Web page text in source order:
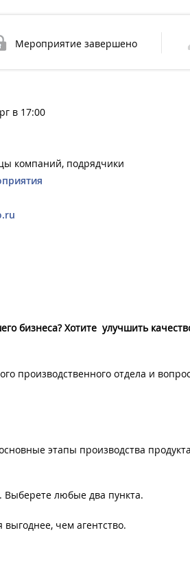
Мероприятие завершено
в 17:00
компаний, подрядчики
бизнеса? Хотите улучшить
производственного отдела и
этапы производства
Выберете любые два пункта.
выгоднее, чем агентство.